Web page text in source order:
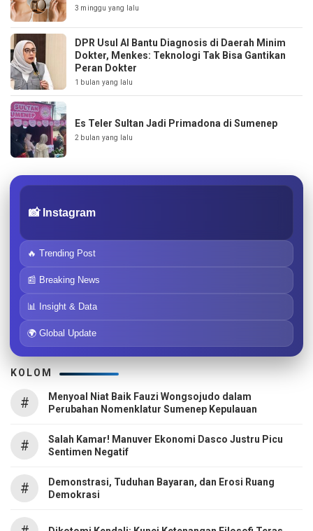
3 minggu yang lalu
DPR Usul AI Bantu Diagnosis di Daerah Minim
Dokter, Menkes: Teknologi Tak Bisa Gantikan
Peran Dokter
1 bulan yang lalu
Es Teler Sultan Jadi Primadona di Sumenep
2 bulan yang lalu
📸 Instagram
🔥 Trending Post
📰 Breaking News
📊 Insight & Data
🌍 Global Update
KOLOM
#
Menyoal Niat Baik Fauzi Wongsojudo dalam
Perubahan Nomenklatur Sumenep Kepulauan
#
Salah Kamar! Manuver Ekonomi Dasco Justru Picu
Sentimen Negatif
#
Demonstrasi, Tuduhan Bayaran, dan Erosi Ruang
Demokrasi